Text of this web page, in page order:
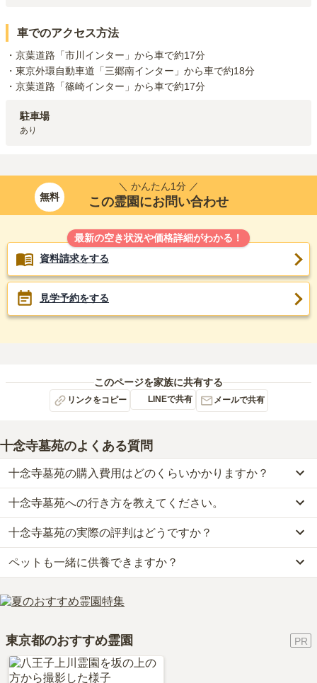
車でのアクセス方法
・京葉道路「市川インター」から車で約17分
・東京外環自動車道「三郷南インター」から車で約18分
・京葉道路「篠崎インター」から車で約17分
駐車場
あり
無料
＼ かんたん1分 ／
この霊園にお問い合わせ
最新の空き状況や価格詳細がわかる！
資料請求をする
見学予約をする
このページを家族に共有する
リンクをコピー LINEで共有 メールで共有
十念寺墓苑のよくある質問
十念寺墓苑の購入費用はどのくらいかかりますか？
十念寺墓苑では、一般墓が約33万円(墓石代別)からお求めいただけ
ます。
なお、十念寺墓苑がある東京都の相場は、一般墓が約168万円（墓
石代別途）です。
お墓は、価格が高いものがよい、安いものが悪い、という訳ではあ
きる場所を選ぶことです。
十念寺墓苑への行き方を教えてください。
公共交通機関の場合、京成本線「江戸川駅」から徒歩約9分です。
車の場合、京葉道路「市川インター」から車で約17分です。
詳しいルートや地図は、本ページの「地図・交通アクセス」欄をご
確認ください。
十念寺墓苑の実際の評判はどうですか？
十念寺墓苑の口コミはまだ投稿されておりません。
口コミはあくまで一つの目安です。資料請求や現地見学を通して、
ご自身の目で雰囲気を確認してみることをおすすめします。
ペットも一緒に供養できますか？
はい、十念寺墓苑はペット供養に対応しております。
大切な家族の一員であるペットも供養できるプランをご用意してお
東京都のおすすめ霊園